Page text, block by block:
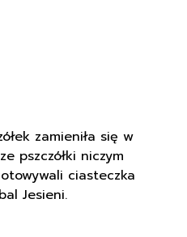
zamieniła się w
pszczółki niczym
ciasteczka
Jesieni.